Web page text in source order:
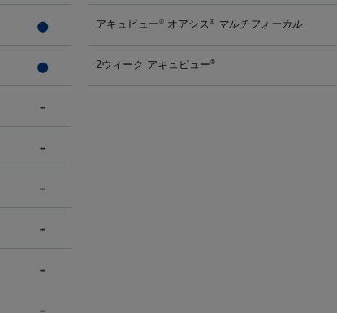
アキュビュー® オアシス ® マルチフォーカル
2ウィーク アキュビュー®